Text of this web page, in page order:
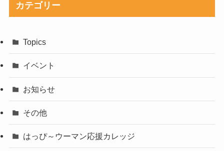
カテゴリー
Topics
イベント
お知らせ
その他
はっぴ～ウーマン応援カレッジ